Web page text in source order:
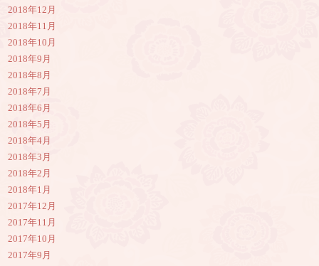
2018年12月
2018年11月
2018年10月
2018年9月
2018年8月
2018年7月
2018年6月
2018年5月
2018年4月
2018年3月
2018年2月
2018年1月
2017年12月
2017年11月
2017年10月
2017年9月